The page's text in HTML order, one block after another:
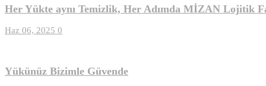
Her Yükte aynı Temizlik, Her Adımda MİZAN Lojitik
Haz 06, 2025 0
Yükünüz Bizimle Güvende